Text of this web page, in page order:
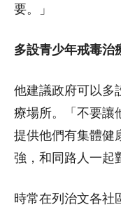
要。」
多設青少年戒毒
他建議政府可以多
療場所。「不要讓
提供他們有集體健
強，和同路人一起
時常在列治文各社